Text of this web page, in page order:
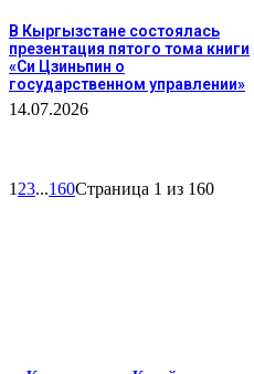
В Кыргызстане состоялась
презентация пятого тома книги
«Си Цзиньпин о
государственном управлении»
14.07.2026
1 23...160Страница 1 из 160